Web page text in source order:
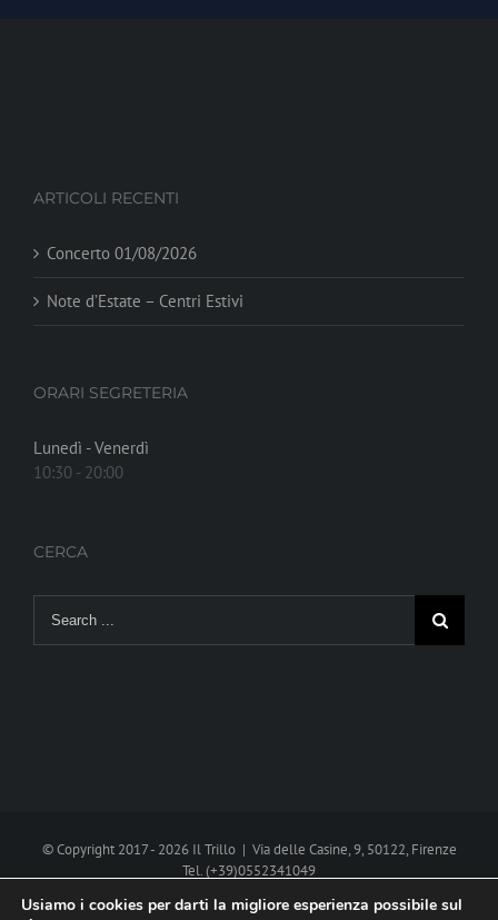
ARTICOLI RECENTI
Concerto 01/08/2026
Note d’Estate – Centri Estivi
ORARI SEGRETERIA
Lunedì - Venerdì
10:30 - 20:00
CERCA
for:
© Copyright 2017 - 2026 Il Trillo | Via delle Casine, 9, 50122, Firenze
Tel. (+39)0552341049
Usiamo i cookies per darti la migliore esperienza possibile sul